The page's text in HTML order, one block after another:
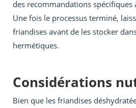
des recommandations spécifiques
Une fois le processus terminé,
friandises avant de les stocker
hermétiques.
Considérations
Bien que les friandises